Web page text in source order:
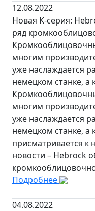
12.08.2022
Новая K-серия:
ряд
многим
уже наслаждается
немецком станке, а
многим
уже наслаждается
немецком станке, а
присматривается к
новости – Hebrock
Подробнее
04.08.2022